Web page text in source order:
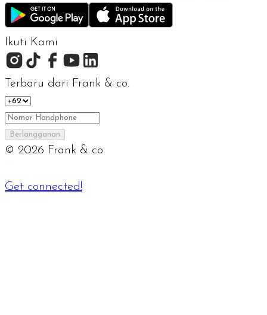
Ikuti Kami
Terbaru dari Frank & co.
Berlangganan
© 2026 Frank & co.
Get connected!